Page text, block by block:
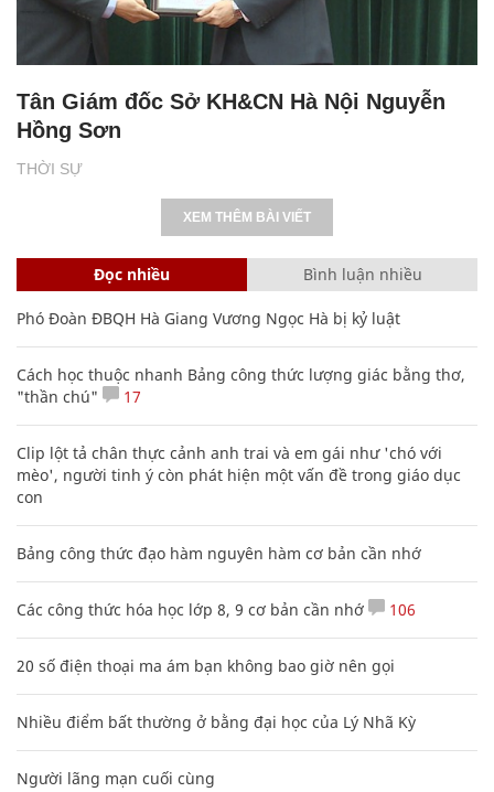
THỜI SỰ
Tân Giám đốc Sở KH&CN Hà Nội Nguyễn
Hồng Sơn
XEM THÊM BÀI VIẾT
Đọc nhiều Bình luận nhiều
Phó Đoàn ĐBQH Hà Giang Vương Ngọc Hà bị kỷ luật
Cách học thuộc nhanh Bảng công thức lượng giác bằng thơ,
"thần chú"
17
Clip lột tả chân thực cảnh anh trai và em gái như 'chó với
mèo', người tinh ý còn phát hiện một vấn đề trong giáo dục
con
Bảng công thức đạo hàm nguyên hàm cơ bản cần nhớ
Các công thức hóa học lớp 8, 9 cơ bản cần nhớ 106
20 số điện thoại ma ám bạn không bao giờ nên gọi
Nhiều điểm bất thường ở bằng đại học của Lý Nhã Kỳ
Người lãng mạn cuối cùng